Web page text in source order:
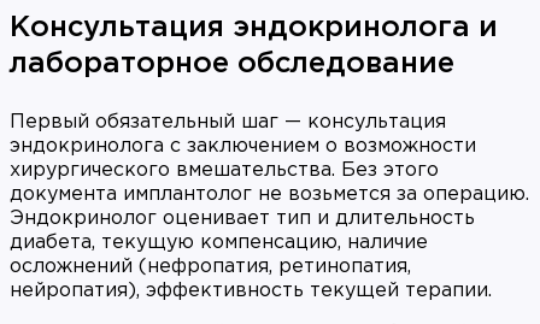
Консультация эндокринолога и
лабораторное обследование
Первый обязательный шаг — консультация
эндокринолога с заключением о возможности
хирургического вмешательства. Без этого
документа имплантолог не возьмется за операцию.
Эндокринолог оценивает тип и длительность
диабета, текущую компенсацию, наличие
осложнений (нефропатия, ретинопатия,
нейропатия), эффективность текущей терапии.